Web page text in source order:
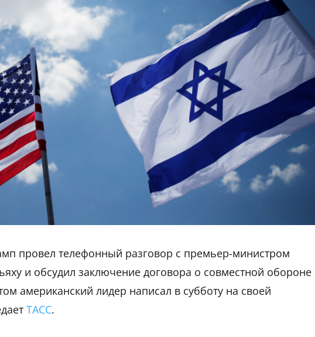
провел телефонный разговор с премьер-министром
и обсудил заключение договора о совместной обороне
американский лидер написал в субботу на своей
ТАСС.